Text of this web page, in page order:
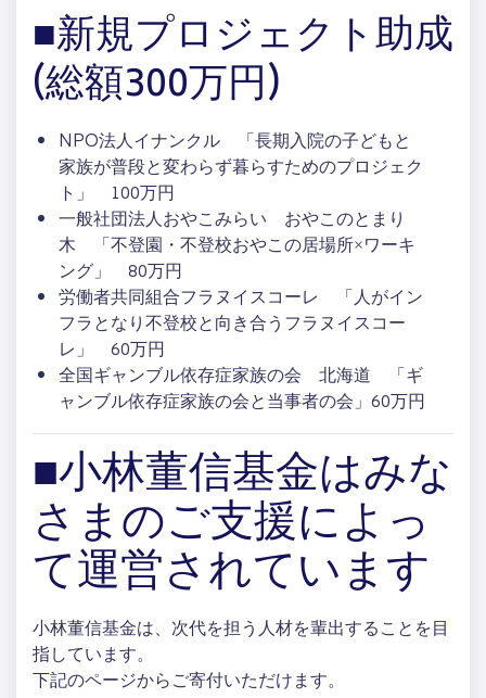
■新規プロジェクト助成
(総額300万円)
NPO法人イナンクル 「長期入院の子どもと
家族が普段と変わらず暮らすためのプロジェク
ト」 100万円
一般社団法人おやこみらい おやこのとまり
木 「不登園・不登校おやこの居場所×ワーキ
ング」 80万円
労働者共同組合フラヌイスコーレ 「人がイン
フラとなり不登校と向き合うフラヌイスコー
レ」 60万円
全国ギャンブル依存症家族の会 北海道 「ギ
ャンブル依存症家族の会と当事者の会」60万円
■小林董信基金はみな
さまのご支援によっ
て運営されています
小林董信基金は、次代を担う人材を輩出することを目
指しています。
下記のページからご寄付いただけます。